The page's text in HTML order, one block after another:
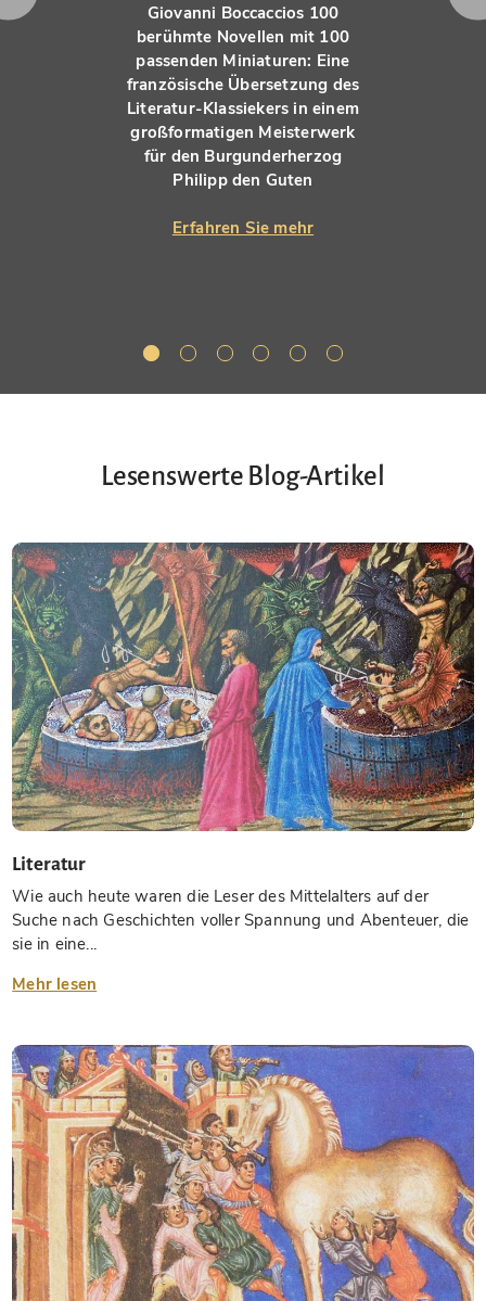
Giovanni Boccaccios 100
berühmte Novellen mit 100
passenden Miniaturen: Eine
französische Übersetzung des
Literatur-Klassiekers in einem
großformatigen Meisterwerk
für den Burgunderherzog
Philipp den Guten
Erfahren Sie mehr
Lesenswerte Blog-Artikel
Literatur
Wie auch heute waren die Leser des Mittelalters auf der
Suche nach Geschichten voller Spannung und Abenteuer, die
sie in eine...
Mehr lesen